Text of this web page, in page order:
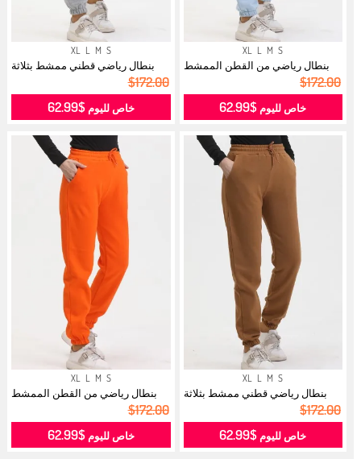
S
M
L
XL
بنطال رياضي من القطن الممشط
$172.00
خاص لليوم $62.99
S
M
L
XL
بنطال رياضي قطني ممشط بثلاثة
$172.00
خاص لليوم$62.99
S
M
L
XL
بنطال رياضي قطني ممشط بثلاثة
$172.00
خاص لليوم $62.99
S
M
L
XL
بنطال رياضي من القطن الممشط
$172.00
خاص لليوم$62.99